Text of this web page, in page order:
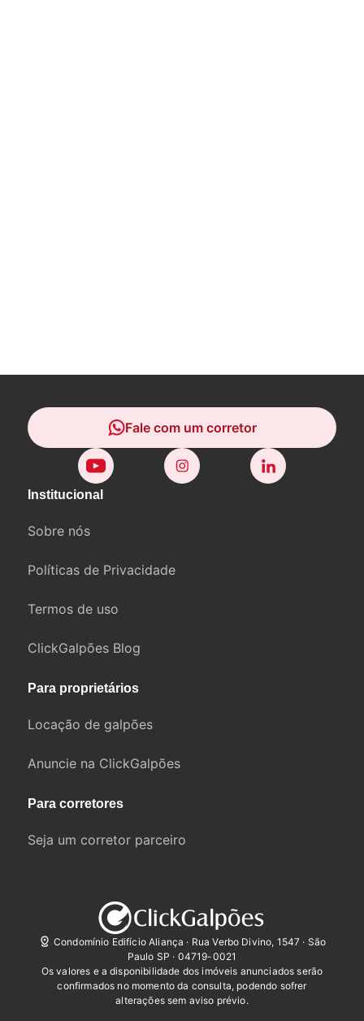
Institucional
Sobre nós
Políticas de Privacidade
Termos de uso
ClickGalpões Blog
Para proprietários
Locação de galpões
Anuncie na ClickGalpões
Para corretores
Seja um corretor parceiro
Fale com um corretor
Condomínio Edifício Aliança · Rua Verbo Divino, 1547 · São
Paulo SP · 04719-0021
Os valores e a disponibilidade dos imóveis anunciados serão
confirmados no momento da consulta, podendo sofrer
alterações sem aviso prévio.